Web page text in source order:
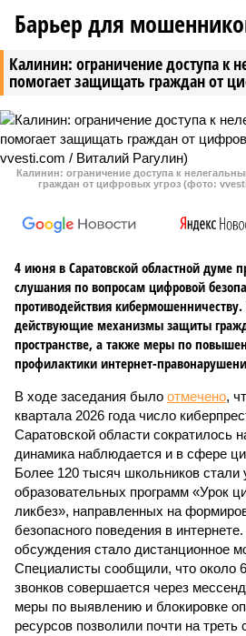
Калинин: ограничение доступа к
помогает защищать граждан от
Барьер для
Калинин: ограничение доступа к
граждан от цифровых угроз (фото:
4 июня в Саратовской областной думе
слушания по вопросам цифровой
противодействия
действующие механизмы защиты
пространстве, а также меры по
профилактики интернет-
В ходе заседания было отмечено,
квартала 2026 года число
Саратовской области сократилось
динамика наблюдается и в сфере
Более 120 тысяч школьников стали
образовательных программ «Урок
ликбез», направленных на
безопасного поведения в
обсуждения стало дистанционное
Специалисты сообщили, что около
звонков совершается через
меры по выявлению и блокировке
ресурсов позволили почти на треть